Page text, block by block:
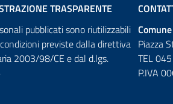
TRASPARENTE
pubblicati sono riutilizzabili
previste dalla direttiva
2003/98/CE e dal d.lgs.
Piazza
TEL
P.IVA